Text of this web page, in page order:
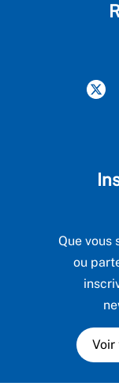
Que vous
ou
Voir